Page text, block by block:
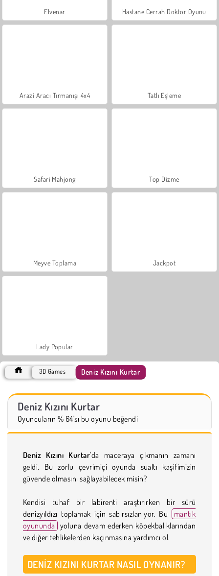
Elvenar Hastane Cerrah Doktor Oyunu
Arazi Aracı Tırmanışı 4x4 Tatlı Eşleme
Safari Mahjong Top Dizme
Meyve Toplama Jackpot
Lady Popular
3D Games Deniz Kızını Kurtar
Deniz Kızını Kurtar
Oyuncuların % 64'sı bu oyunu beğendi
Deniz Kızını Kurtar'da maceraya çıkmanın zamanı
geldi. Bu zorlu çevrimiçi oyunda sualtı kaşifimizin
güvende olmasını sağlayabilecek misin?
Kendisi tuhaf bir labirenti araştırırken bir sürü
denizyıldızı toplamak için sabırsızlanıyor. Bu
mantık
oyununda yoluna devam ederken köpekbalıklarından
ve diğer tehlikelerden kaçınmasına yardımcı ol.
DENIZ KIZINI KURTAR NASIL OYNANIR?